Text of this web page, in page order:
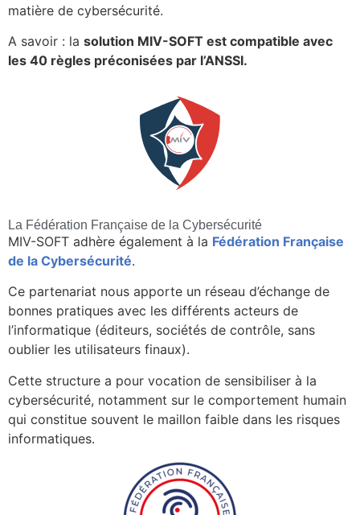
matière de cybersécurité.
A savoir : la solution MIV-SOFT est compatible avec
les 40 règles préconisées par l’ANSSI.
La Fédération Française de la Cybersécurité
MIV-SOFT adhère également à la Fédération Française
de la Cybersécurité.
Ce partenariat nous apporte un réseau d’échange de
bonnes pratiques avec les différents acteurs de
l’informatique (éditeurs, sociétés de contrôle, sans
oublier les utilisateurs finaux).
Cette structure a pour vocation de sensibiliser à la
cybersécurité, notamment sur le comportement humain
qui constitue souvent le maillon faible dans les risques
informatiques.